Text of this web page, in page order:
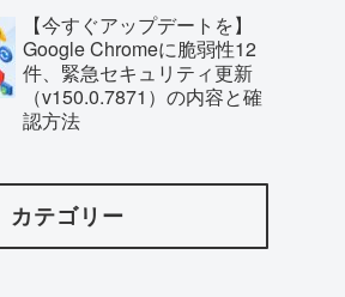
【今すぐアップデートを】
Google Chromeに脆弱性12
件、緊急セキュリティ更新
（v150.0.7871）の内容と確
認方法
カテゴリー